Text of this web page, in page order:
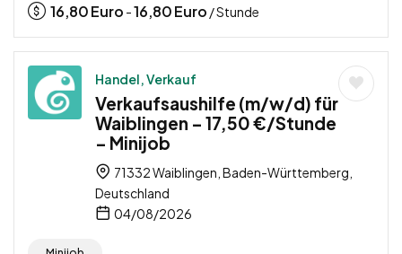
16,80Euro -16,80Euro / Stunde
Handel, Verkauf
Verkaufsaushilfe (m/w/d) für
Waiblingen – 17,50 €/Stunde
– Minijob
71332 Waiblingen, Baden-Württemberg,
Deutschland
04/08/2026